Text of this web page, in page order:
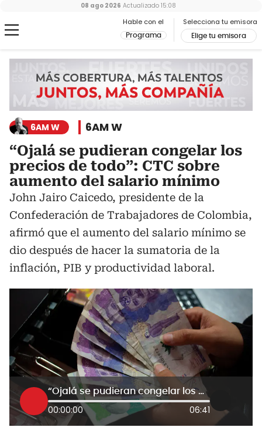
Hable con el
Programa
Selecciona tu emisora
Elige tu emisora
08 ago 2026 Actualizado 15:08
6AM W 6AM W
“Ojalá se pudieran congelar los
precios de todo”: CTC sobre
aumento del salario mínimo
John Jairo Caicedo, presidente de la
Confederación de Trabajadores de Colombia,
afirmó que el aumento del salario mínimo se
dio después de hacer la sumatoria de la
inflación, PIB y productividad laboral.
“Ojalá se pudieran congelar los precios de todo”: CTC sobre aumento del salario mínimo
00:00:00 06:41